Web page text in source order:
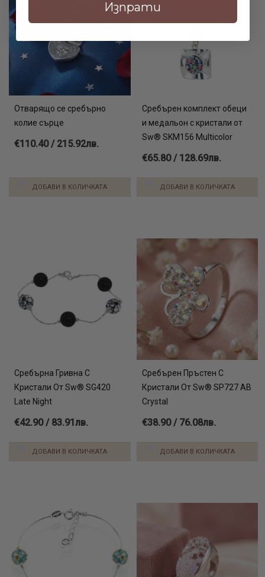
Цената и грамажа зависят от броя букви и дължина на
колието.
Вижте още:
сребро колие онлайн
диамантени пръстени онлайн
златен синджир с висулка
Отварящо се сребърно
колие сърце
€110.40 / 215.92лв.
ДОБАВИ В КОЛИЧКАТА
Сребърен комплект обеци
и медальон с кристали от
Sw® SKM156 Multicolor
€65.80 / 128.69лв.
ДОБАВИ В КОЛИЧКАТА
Сребърна Гривна С
Кристали От Sw® SG420
Late Night
€42.90 / 83.91лв.
ДОБАВИ В КОЛИЧКАТА
Сребърен Пръстен С
Кристали От Sw® SP727 AB
Crystal
€38.90 / 76.08лв.
ДОБАВИ В КОЛИЧКАТА
Изпрати